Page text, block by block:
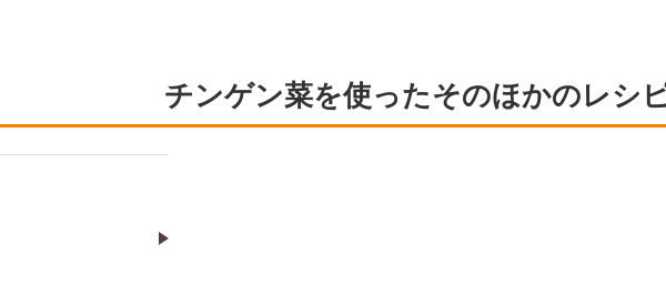
チンゲン菜を使ったそのほかのレシ